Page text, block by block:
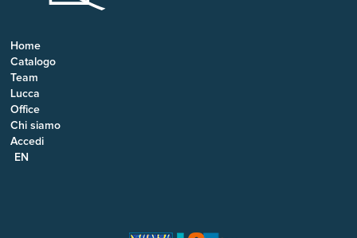
Home
Catalogo
Team
Lucca
Office
Chi siamo
Accedi
EN